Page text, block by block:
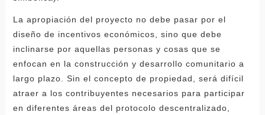
La apropiación del proyecto no debe pasar por el
diseño de incentivos económicos, sino que debe
inclinarse por aquellas personas y cosas que se
enfocan en la construcción y desarrollo comunitario a
largo plazo. Sin el concepto de propiedad, será difícil
atraer a los contribuyentes necesarios para participar
en diferentes áreas del protocolo descentralizado,